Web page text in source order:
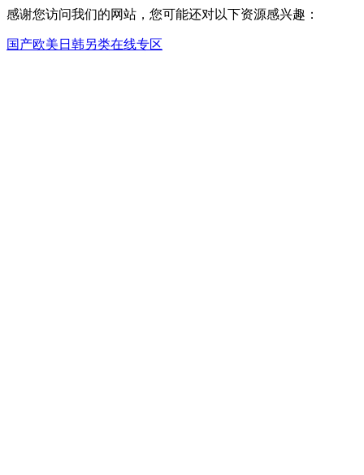
感谢您访问我们的网站，您可能还对以下资源感兴趣：
国产欧美日韩另类在线专区